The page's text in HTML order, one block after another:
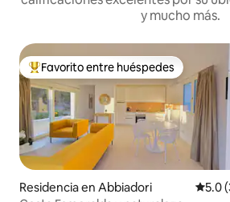
y mucho más.
De los mejores en Favorito entre
Favorito entre huéspedes
Residencia en Abbiadori
5.0